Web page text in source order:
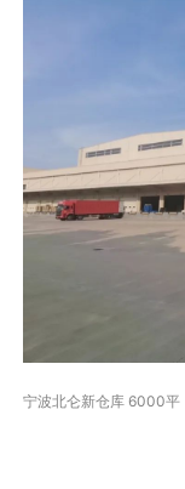
宁波北仑新仓库 6000平